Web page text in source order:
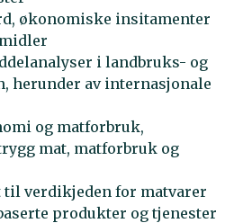
økonomiske insitamenter
i landbruks- og
herunder av internasjonale
og matforbruk,
mat, matforbruk og
til verdikjeden for matvarer
produkter og tjenester